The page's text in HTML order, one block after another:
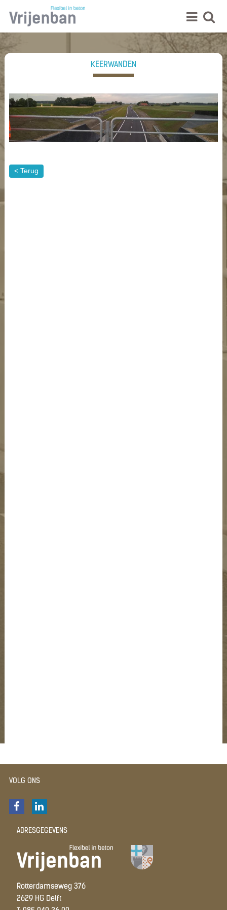
KEERWANDEN
< Terug
VOLG ONS
ADRESGEGEVENS
Rotterdamseweg 376
2629 HG Delft